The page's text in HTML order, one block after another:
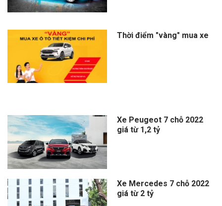
Thời điểm "vàng" mua xe
Xe Peugeot 7 chỗ 2022
giá từ 1,2 tỷ
Xe Mercedes 7 chỗ 2022
giá từ 2 tỷ